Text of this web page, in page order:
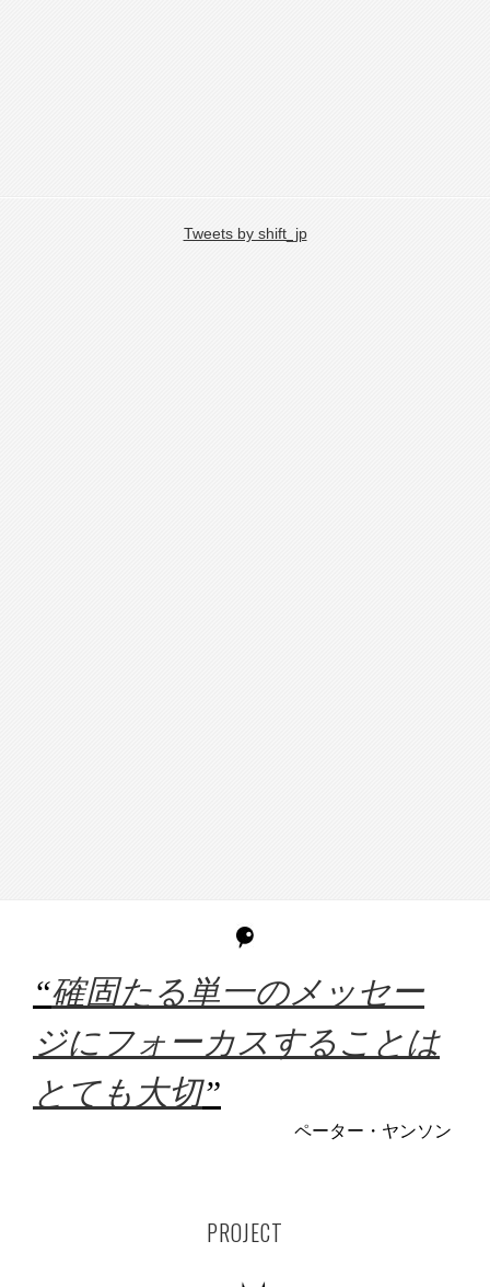
Tweets by shift_jp
“確固たる単一のメッセー
ジにフォーカスすることは
とても大切”
ペーター・ヤンソン
PROJECT